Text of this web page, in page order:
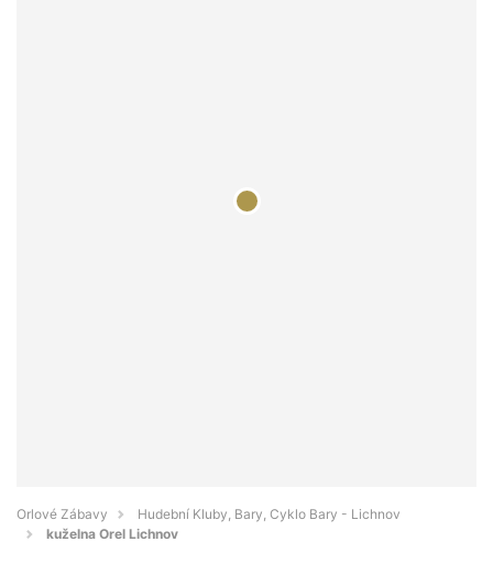
Orlové Zábavy
Hudební Kluby, Bary, Cyklo Bary - Lichnov
kuželna Orel Lichnov